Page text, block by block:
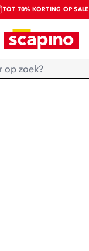
TOT 70% KORTING OP SALE
SALE: LAATSTE KANS!
SHOP NIEUW
Home